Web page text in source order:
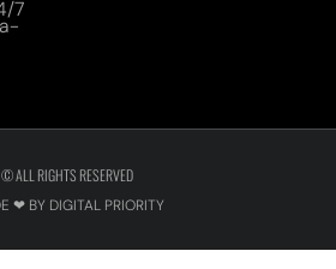
© ALL RIGHTS RESERVED